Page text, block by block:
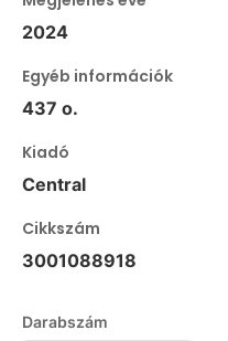
2024
Egyéb információk
437 o.
Kiadó
Central
Cikkszám
3001088918
Darabszám